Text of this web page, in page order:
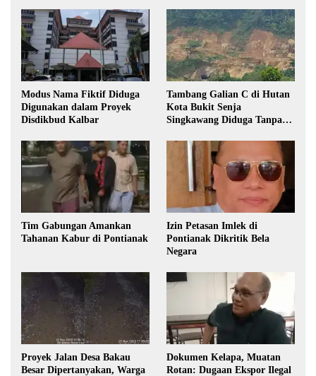
Modus Nama Fiktif Diduga
Digunakan dalam Proyek
Disdikbud Kalbar
Tambang Galian C di Hutan
Kota Bukit Senja
Singkawang Diduga Tanpa
Tim Gabungan Amankan
Tahanan Kabur di Pontianak
Izin Petasan Imlek di
Pontianak Dikritik Bela
Negara
Proyek Jalan Desa Bakau
Besar Dipertanyakan, Warga
Dokumen Kelapa, Muatan
Rotan: Dugaan Ekspor Ilegal